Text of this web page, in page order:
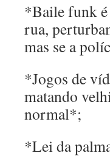
*Baile funk é
rua,
mas se a
*Jogos de
matando
normal*;
*Lei da